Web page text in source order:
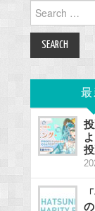
Search
for:
最